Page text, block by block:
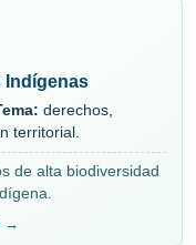
Indígenas
derechos,
territorial.
de alta biodiversidad
→